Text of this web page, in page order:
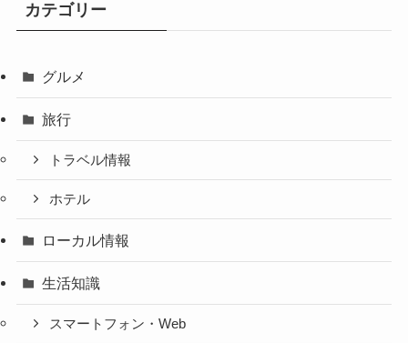
カテゴリー
グルメ
旅行
トラベル情報
ホテル
ローカル情報
生活知識
スマートフォン・Web